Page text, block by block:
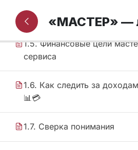
1.4. ТОП 10 финансовых
1.5. Финансовые цели
сервиса
1.6. Как следить за
📊💳
1.7. Сверка понимания
«МАСТЕР» —